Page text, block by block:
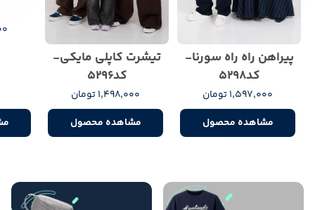
پیراهن راه راه سورنا-
کد5298
1,597,000 تومان
مشاهده محصول
تیشرت کاپلی مایکی-
کد5296
1,498,000 تومان
مشاهده محصول